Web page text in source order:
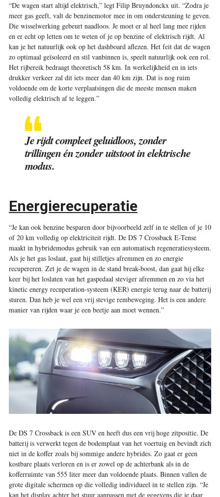
“De wagen start altijd elektrisch,” legt Filip Bruyndonckx uit. “Zodra je
meer gas geeft, valt de benzinemotor mee in om ondersteuning te geven.
Die wisselwerking gebeurt naadloos. Je moet er al heel lang mee rijden
en er echt op letten om te weten of je op benzine of elektrisch rijdt. Al
kan je het natuurlijk ook op het dashboard aflezen. Het feit dat de wagen
zo optimaal geïsoleerd en stil vanbinnen is, speelt natuurlijk ook een rol.
Het rijbereik bedraagt theoretisch 58 km. In werkelijkheid en in iets
drukker verkeer zal dit iets meer dan 40 km zijn. Dat is nog ruim
voldoende om de korte verplaatsingen die de meeste mensen maken
volledig elektrisch af te leggen.”
Je rijdt compleet geluidloos, zonder
trillingen én zonder uitstoot in elektrische
modus.
Energierecuperatie
“Je kan ook benzine besparen door bijvoorbeeld zelf in te stellen of je 10
of 20 km volledig op elektriciteit rijdt. De DS 7 Crossback E-Tense
maakt in hybridemodus gebruik van een automatisch regeneratiesysteem.
Als je het gas loslaat, gaat hij stilletjes afremmen en zo energie
recupereren. Zet je de wagen in de stand break-boost, dan gaat hij elke
keer bij het loslaten van het gaspedaal steviger afremmen en zo via het
kinetic energy recuperation-systeem (KER) energie terug naar de batterij
sturen. Dan heb je wel een vrij stevige rembeweging. Het is een andere
manier van rijden waar je een beetje aan moet wennen.”
De DS 7 Crossback is een SUV en heeft dus een vrij hoge zitpositie. De
batterij is verwerkt tegen de bodemplaat van het voertuig en bevindt zich
niet in de koffer zoals bij sommige andere hybrides. Zo gaat er geen
kostbare plaats verloren en is er zowel op de achterbank als in de
kofferruimte van 555 liter meer dan voldoende plaats. Binnen vallen de
grote digitale schermen op die volledig individueel in te stellen zijn. “Je
kan het display achter het stuur aanpassen met de gegevens die je daar